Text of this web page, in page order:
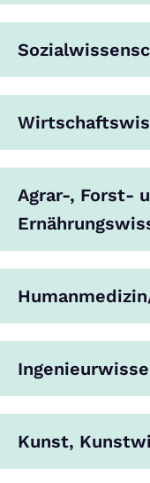
Agrar-, Forst-
Kunst,